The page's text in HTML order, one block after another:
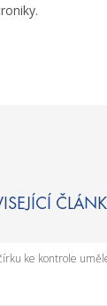
ke kontrole